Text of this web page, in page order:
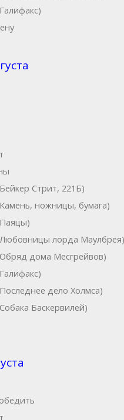
Стрит, 221Б)
ножницы, бумага)
лорда
дома Месгрейвов)
дело Холмса)
Баскервилей)